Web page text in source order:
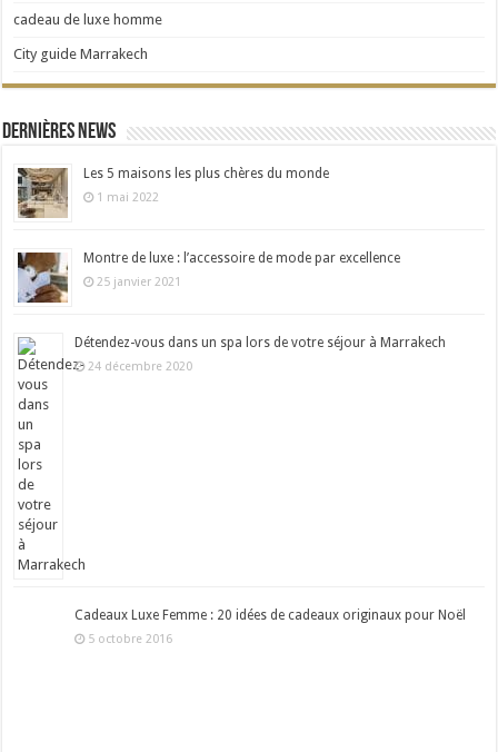
cadeau de luxe homme
City guide Marrakech
Dernières news
Les 5 maisons les plus chères du monde
1 mai 2022
Montre de luxe : l’accessoire de mode par excellence
25 janvier 2021
Détendez-vous dans un spa lors de votre séjour à Marrakech
24 décembre 2020
Cadeaux Luxe Femme : 20 idées de cadeaux originaux pour Noël
5 octobre 2016